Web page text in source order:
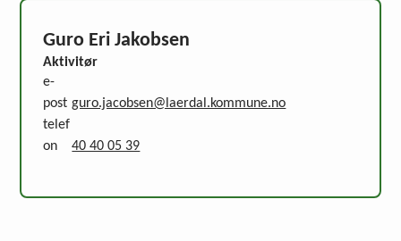
Guro Eri Jakobsen
Aktivitør
e-
post guro.jacobsen@laerdal.kommune.no
telef
on
40 40 05 39